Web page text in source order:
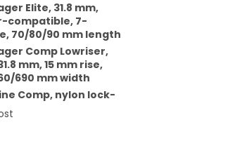
Elite, 31.8 mm,
compatible, 7-
70/80/90 mm length
Comp Lowriser,
mm, 15 mm rise,
690 mm width
Comp, nylon lock-